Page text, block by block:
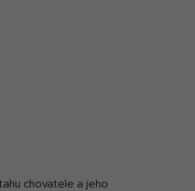
chovatele a jeho